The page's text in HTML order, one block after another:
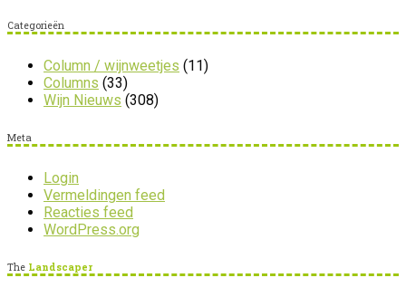
Categorieën
Column / wijnweetjes (11)
Columns (33)
Wijn Nieuws (308)
Meta
Login
Vermeldingen feed
Reacties feed
WordPress.org
The Landscaper